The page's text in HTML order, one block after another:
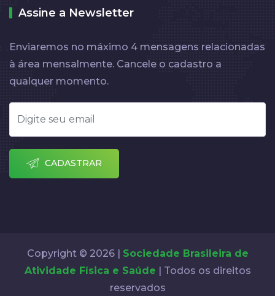
Assine a Newsletter
Enviaremos no máximo 4 mensagens relacionadas
à área mensalmente. Cancele o cadastro a
qualquer momento.
CADASTRAR
Copyright © 2026 | Sociedade Brasileira de
Atividade Física e Saúde | Todos os direitos
reservados